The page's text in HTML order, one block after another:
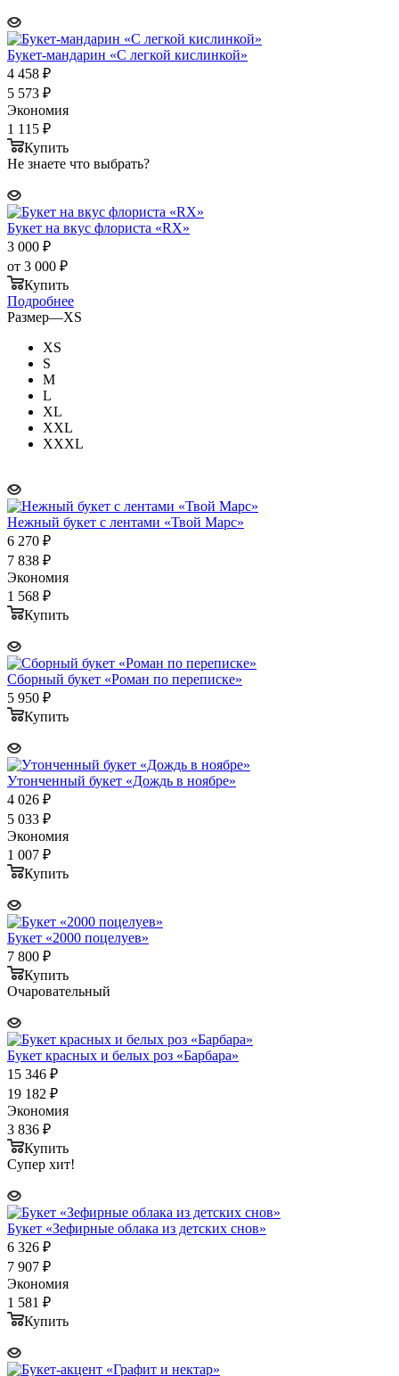
Букет-мандарин «С легкой кислинкой»
4 458 ₽
5 573 ₽
Экономия
1 115 ₽
Купить
Не знаете что выбрать?
Букет на вкус флориста «RX»
3 000 ₽
от 3 000 ₽
Купить
Подробнее
Размер—XS
XS
S
M
L
XL
XXL
XXXL
Нежный букет с лентами «Твой Марс»
6 270 ₽
7 838 ₽
Экономия
1 568 ₽
Купить
Сборный букет «Роман по переписке»
5 950 ₽
Купить
Утонченный букет «Дождь в ноябре»
4 026 ₽
5 033 ₽
Экономия
1 007 ₽
Купить
Букет «2000 поцелуев»
7 800 ₽
Купить
Очаровательный
Букет красных и белых роз «Барбара»
15 346 ₽
19 182 ₽
Экономия
3 836 ₽
Купить
Супер хит!
Букет «Зефирные облака из детских снов»
6 326 ₽
7 907 ₽
Экономия
1 581 ₽
Купить